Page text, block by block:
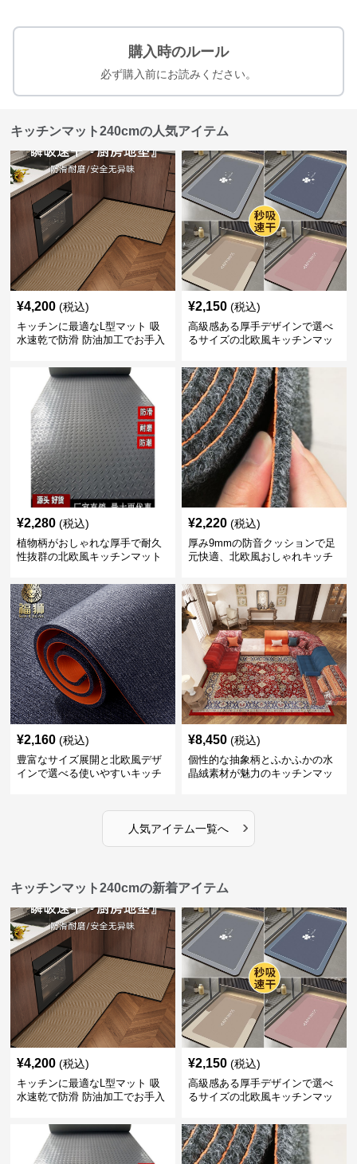
購入時のルール
必ず購入前にお読みください。
キッチンマット240cmの人気アイテム
¥4,200 (税込)
キッチンに最適なL型マット 吸
水速乾で防滑 防油加工でお手入
¥2,150 (税込)
高級感ある厚手デザインで選べ
るサイズの北欧風キッチンマッ
¥2,280 (税込)
植物柄がおしゃれな厚手で耐久
性抜群の北欧風キッチンマット
¥2,220 (税込)
厚み9mmの防音クッションで足
元快適、北欧風おしゃれキッチ
¥2,160 (税込)
豊富なサイズ展開と北欧風デザ
インで選べる使いやすいキッチ
¥8,450 (税込)
個性的な抽象柄とふかふかの水
晶絨素材が魅力のキッチンマッ
人気アイテム一覧へ ›
キッチンマット240cmの新着アイテム
¥4,200 (税込)
キッチンに最適なL型マット 吸
水速乾で防滑 防油加工でお手入
¥2,150 (税込)
高級感ある厚手デザインで選べ
るサイズの北欧風キッチンマッ